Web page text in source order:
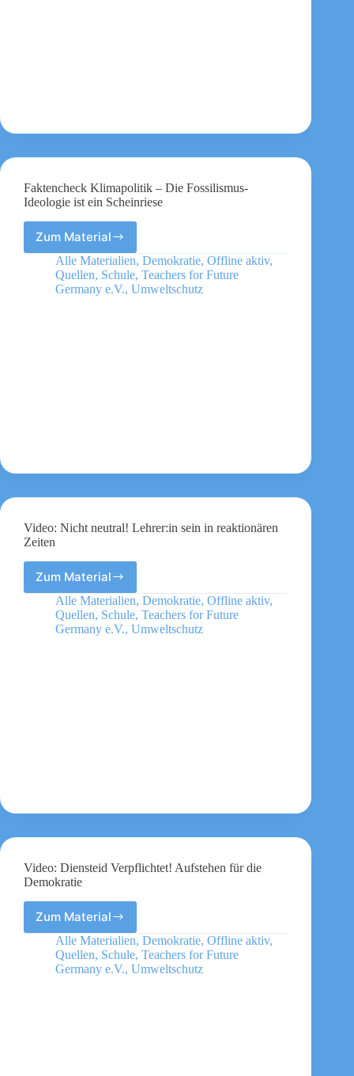
Faktencheck Klimapolitik – Die Fossilismus-
Ideologie ist ein Scheinriese
Zum MaterialFaktencheck
Klimapolitik
–
Die
Alle Materialien, Demokratie, Offline aktiv,
Quellen, Schule, Teachers for Future
Germany e.V., Umweltschutz
Video: Nicht neutral! Lehrer:in sein in reaktionären
Zeiten
Zum Material
Video:
Nicht
neutral!
Lehrer:in
Alle Materialien, Demokratie, Offline aktiv,
Quellen, Schule, Teachers for Future
Germany e.V., Umweltschutz
Video: Diensteid Verpflichtet! Aufstehen für die
Demokratie
Zum Material
Video:
Diensteid
Verpflichtet!
Aufstehen
Alle Materialien, Demokratie, Offline aktiv,
Quellen, Schule, Teachers for Future
Germany e.V., Umweltschutz